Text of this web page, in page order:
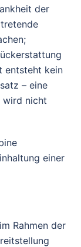
der
entsteht kein
– eine
wird nicht
einer
Rahmen der